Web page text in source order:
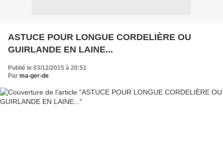
ASTUCE POUR LONGUE CORDELIÈRE OU
GUIRLANDE EN LAINE...
Publié le 03/12/2015 à 20:51
Par ma-ger-de